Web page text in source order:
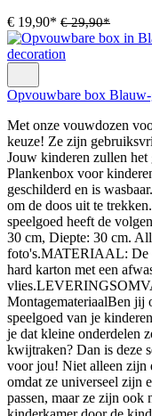
€ 19,90* € 29,90*
Opvouwbare box
Met onze vouwdozen
keuze! Ze zijn
Jouw kinderen zullen
Plankenbox voor
geschilderd en is
om de doos uit te
speelgoed heeft de
30 cm, Diepte: 30 cm.
foto's.MATERIAAL: De
hard karton met een
MontagemateriaalBen jij
speelgoed van je
je dat kleine onderdelen
kwijtraken? Dan is deze
voor jou! Niet alleen zijn
omdat ze universeel zijn
passen, maar ze zijn ook